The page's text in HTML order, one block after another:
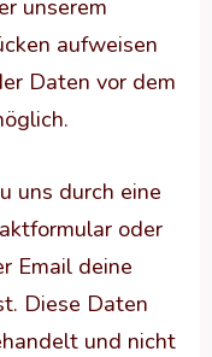
unserem
aufweisen
Daten vor dem
uns durch eine
oder
Email deine
Diese Daten
und nicht